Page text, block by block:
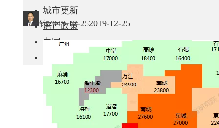
城市更新
房产政策
中国
钧2019-12-252019-12-25